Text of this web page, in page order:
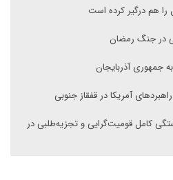
را هم درگیر کرده است
در جنگ رمضان
جمهوری آذربایجان
آمریکا در قفقاز جنوبی
کامل قومیت‌گرایی و تجزیه‌طلبی در